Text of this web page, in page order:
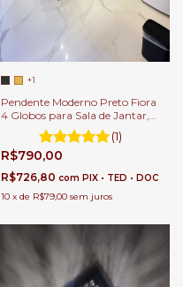
+1
Pendente Moderno Preto Fiora
4 Globos para Sala de Jantar,
Ambientes Gourmet e Design
de Interiores Industrial.(1)
R$790,00
R$726,80 com PIX • TED • DOC
10 x de R$79,00 sem juros